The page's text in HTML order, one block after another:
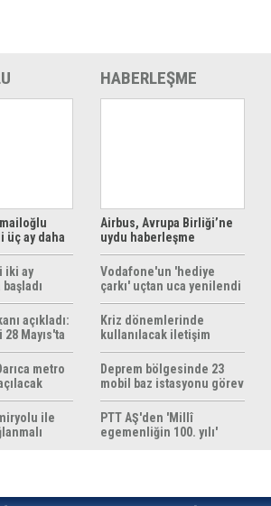
üç ay daha
iki ay
açıkladı:
Mayıs'ta
metro
ile
HABERLEŞME
Airbus, Avrupa Birliği’ne
uydu haberleşme
çözümleri sunuyor
Vodafone'un 'hediye
çarkı' uçtan uca yenilendi
Kriz dönemlerinde
kullanılacak iletişim
yöntemleri rehberi
hazırlandı
Deprem bölgesinde 23
mobil baz istasyonu görev
yapıyor
PTT AŞ'den 'Millî
egemenliğin 100. yılı'